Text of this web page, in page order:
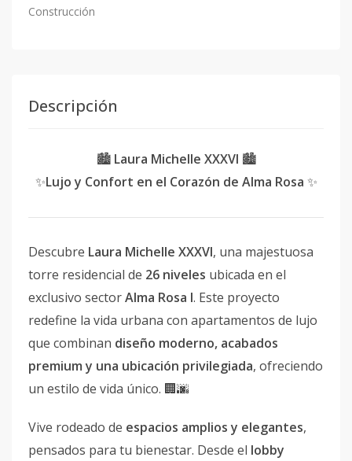
Construcción
Descripción
🏙 Laura Michelle XXXVI 🏙
✨Lujo y Confort en el Corazón de Alma Rosa ✨
Descubre Laura Michelle XXXVI, una majestuosa
torre residencial de 26 niveles ubicada en el
exclusivo sectorAlma Rosa I. Este proyecto
redefine la vida urbana con apartamentos de lujo
que combinan diseño moderno, acabados
premium y una ubicación privilegiada, ofreciendo
un estilo de vida único. 🏢🌆
Vive rodeado de espacios amplios y elegantes,
pensados para tu bienestar. Desde el lobby